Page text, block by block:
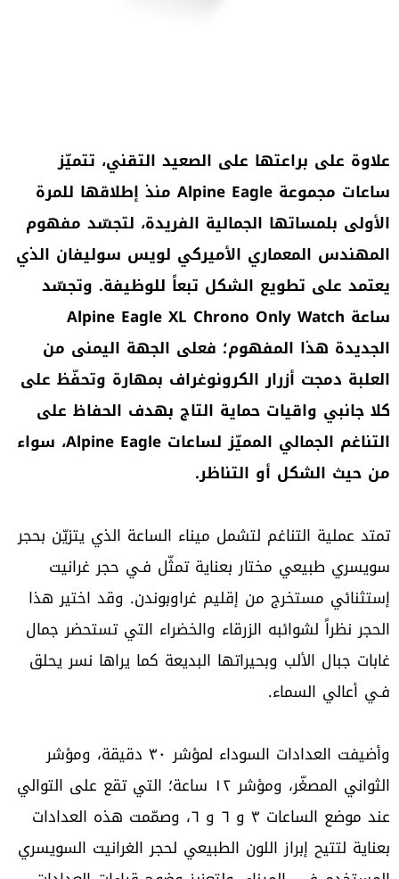
علاوة على براعتها على الصعيد التقني، تتميّز
ساعات مجموعة Alpine Eagle منذ إطلاقها للمرة
الأولى بلمساتها الجمالية الفريدة، لتجسّد مفهوم
المهندس المعماري الأميركي لويس سوليفان الذي
يعتمد على تطويع الشكل تبعاً للوظيفة. وتجسّد
ساعة Alpine Eagle XL Chrono Only Watch
الجديدة هذا المفهوم؛ فعلى الجهة اليمنى من
العلبة دمجت أزرار الكرونوغراف بمهارة وتحفّظ على
كلا جانبي واقيات حماية التاج بهدف الحفاظ على
التناغم الجمالي المميّز لساعات Alpine Eagle، سواء
من حيث الشكل أو التناظر.
تمتد عملية التناغم لتشمل ميناء الساعة الذي يتزيّن بحجر
سويسري طبيعي مختار بعناية تمثّل فـي حجر غرانيت
إستثنائي مستخرج من إقليم غراوبوندن. وقد اختير هذا
الحجر نظراً لشوائبه الزرقاء والخضراء التي تستحضر جمال
غابات جبال الألب وبحيراتها البديعة كما يراها نسر يحلق
فـي أعالي السماء.
وأضيفت العدادات السوداء لمؤشر ٣٠ دقيقة، ومؤشر
الثواني المصغّر، ومؤشر ١٢ ساعة؛ التي تقع على التوالي
عند موضع الساعات ٣ و ٦ و ٦، وصمّمت هذه العدادات
بعناية لتتيح إبراز اللون الطبيعي لحجر الغرانيت السويسري